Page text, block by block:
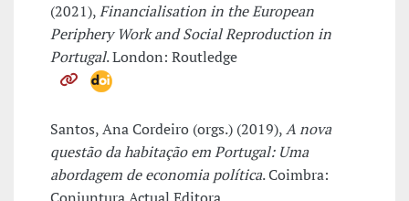
(2021),Financialisation in the European
Periphery Work and Social Reproduction in
Portugal. London: Routledge
Santos, Ana Cordeiro (orgs.) (2019),A nova
questão da habitação em Portugal: Uma
abordagem de economia política. Coimbra: